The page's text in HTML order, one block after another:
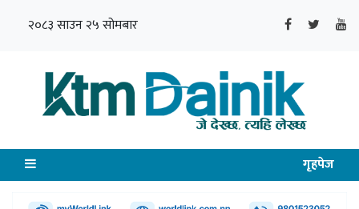
२०८३ साउन २५ सोमबार
गृहपेज